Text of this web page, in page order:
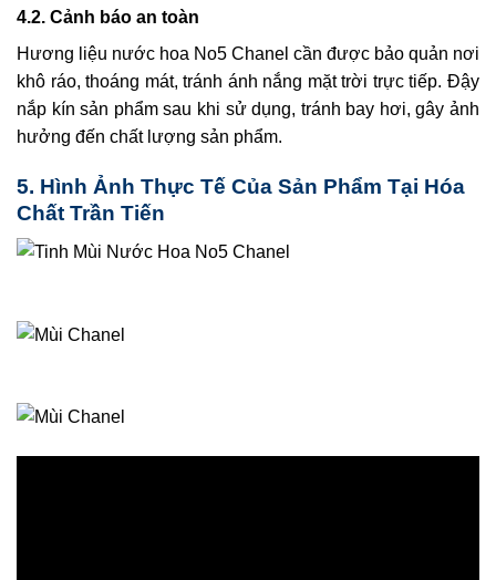
4.2. Cảnh báo an toàn
Hương liệu nước hoa No5 Chanel cần được bảo quản nơi
khô ráo, thoáng mát, tránh ánh nắng mặt trời trực tiếp. Đậy
nắp kín sản phẩm sau khi sử dụng, tránh bay hơi, gây ảnh
hưởng đến chất lượng sản phẩm.
5. Hình Ảnh Thực Tế Của Sản Phẩm Tại Hóa
Chất Trần Tiến